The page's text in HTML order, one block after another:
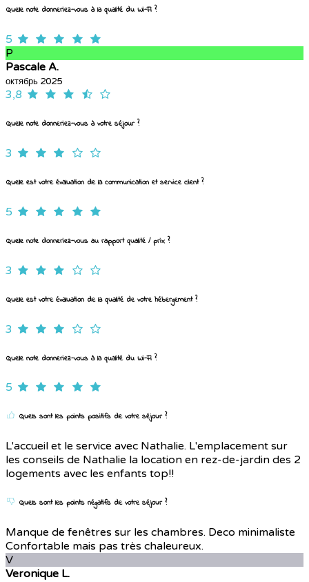
Quelle note donneriez-vous à la qualité du Wi-Fi ?
5
P
Pascale A.
октябрь 2025
3,8
Quelle note donneriez-vous à votre séjour ?
3
Quelle est votre évaluation de la communication et service client ?
5
Quelle note donneriez-vous au rapport qualité / prix ?
3
Quelle est votre évaluation de la qualité de votre hébergement ?
3
Quelle note donneriez-vous à la qualité du Wi-Fi ?
5
Quels sont les points positifs de votre séjour ?
L'accueil et le service avec Nathalie. L'emplacement sur
les conseils de Nathalie la location en rez-de-jardin des 2
logements avec les enfants top!!
Quels sont les points négatifs de votre séjour ?
Manque de fenêtres sur les chambres. Deco minimaliste
Confortable mais pas très chaleureux.
V
Veronique L.